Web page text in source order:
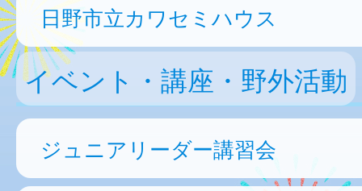
日野市立カワセミハウス
イベント・講座・野外活動
ジュニアリーダー講習会